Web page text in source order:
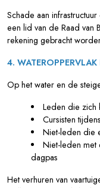
Schade aan
een lid van de Raad van
rekening gebracht
4. WATEROPPERVLAK
Op het water en de
Leden die zich
Cursisten
Niet-leden die
Niet-leden met
dagpas
Het verhuren van